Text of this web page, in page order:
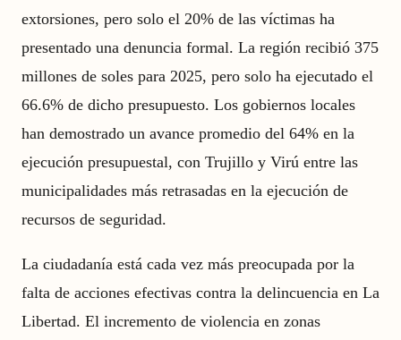
extorsiones, pero solo el 20% de las víctimas ha
presentado una denuncia formal. La región recibió 375
millones de soles para 2025, pero solo ha ejecutado el
66.6% de dicho presupuesto. Los gobiernos locales
han demostrado un avance promedio del 64% en la
ejecución presupuestal, con Trujillo y Virú entre las
municipalidades más retrasadas en la ejecución de
recursos de seguridad.
La ciudadanía está cada vez más preocupada por la
falta de acciones efectivas contra la delincuencia en La
Libertad. El incremento de violencia en zonas